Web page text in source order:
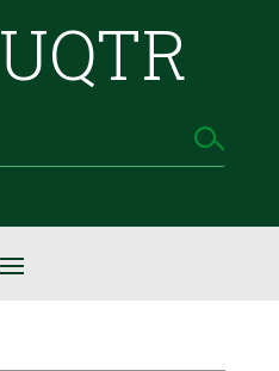
UQTR